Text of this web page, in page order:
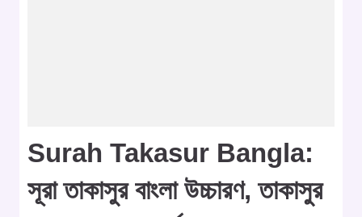
Surah Takasur Bangla:
সূরা তাকাসুর বাংলা উচ্চারণ, তাকাসুর